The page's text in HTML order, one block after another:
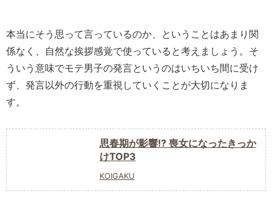
本当にそう思って言っているのか、ということはあまり関
係なく、自然な挨拶感覚で使っていると考えましょう。そ
ういう意味でモテ男子の発言というのはいちいち間に受け
ず、発言以外の行動を重視していくことが大切になりま
す。
思春期が影響!? 喪女になったきっか
けTOP3
KOIGAKU